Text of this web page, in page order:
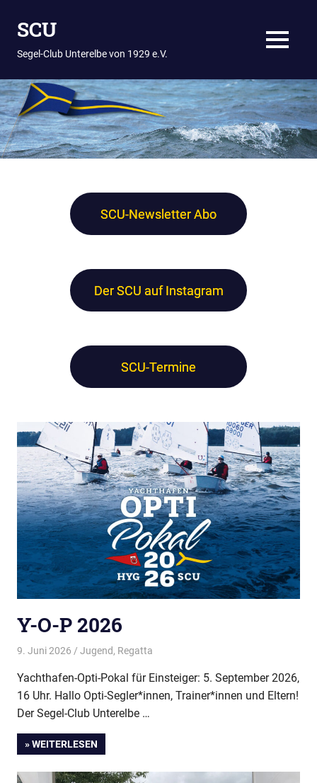
InhaltSCU
Segel-Club Unterelbe von 1929 e.V. MENÜ
SCU-Newsletter Abo
Der SCU auf Instagram
SCU-Termine
Y-O-P 2026
9. Juni 2026 Thees
Jugend, Regatta
Yachthafen-Opti-Pokal für Einsteiger: 5. September 2026,
16 Uhr. Hallo Opti-Segler*innen, Trainer*innen und Eltern!
Der Segel-Club Unterelbe …
» WEITERLESEN